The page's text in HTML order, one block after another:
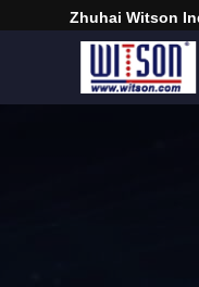
Zhuhai Witson